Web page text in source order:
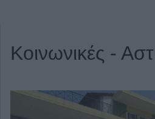
Κοινωνικές -